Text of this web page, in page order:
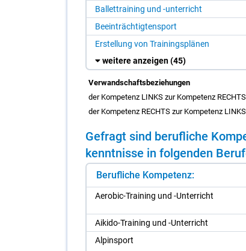
Ballettraining und -unterricht
Beeinträchtigtensport
Erstellung von Trainingsplänen
weitere anzeigen(45)
Verwandschaftsbeziehungen
der Kompetenz LINKS zur Kompetenz
der Kompetenz RECHTS zur Kompetenz
Ge­fragt sind be­ruf­li­che
kennt­nis­se in fol­gen­den
Berufliche Kompetenz:
Ae­ro­bic-Trai­ning und -Un­ter­richt
Ai­ki­do-Trai­ning und -Un­ter­richt
Al­pins­port